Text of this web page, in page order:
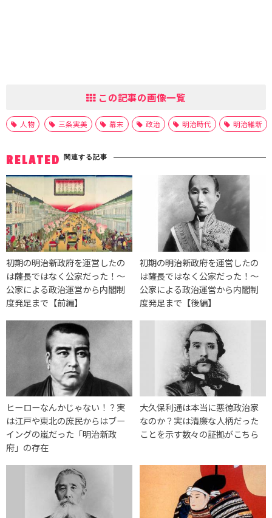
この記事の画像一覧
人物 三条実美 幕末 政治 明治時代 明治維新
RELATED 関連する記事
初期の明治新政府を運営したの
は薩長ではなく公家だった！～
公家による政治運営から内閣制
度発足まで【前編】
初期の明治新政府を運営したの
は薩長ではなく公家だった！～
公家による政治運営から内閣制
度発足まで【後編】
ヒーローなんかじゃない！？実
は江戸や東北の庶民からはブー
イングの嵐だった「明治新政
府」の存在
大久保利通は本当に悪徳政治家
なのか？実は清廉な人柄だった
ことを示す数々の証拠がこちら